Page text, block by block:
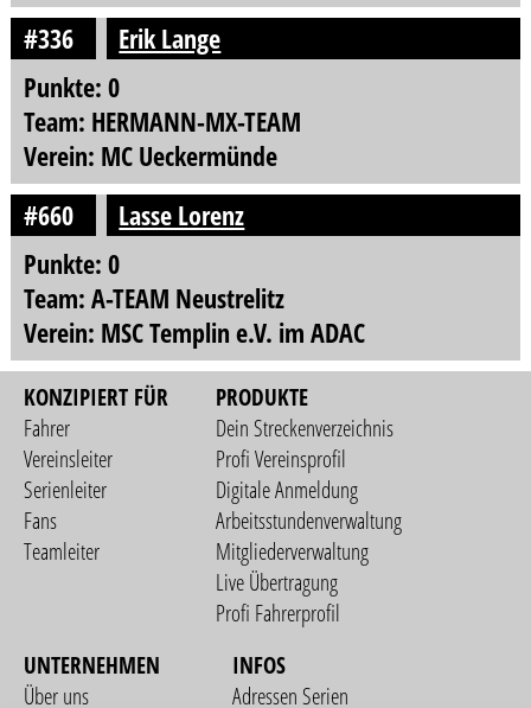
#336
Erik Lange
Punkte: 0
Team: HERMANN-MX-TEAM
Verein: MC Ueckermünde
#660
Lasse Lorenz
Punkte: 0
Team: A-TEAM Neustrelitz
Verein: MSC Templin e.V. im ADAC
KONZIPIERT FÜR
Fahrer
Vereinsleiter
Serienleiter
Fans
Teamleiter
PRODUKTE
Dein Streckenverzeichnis
Profi Vereinsprofil
Digitale Anmeldung
Arbeitsstundenverwaltung
Mitgliederverwaltung
Live Übertragung
Profi Fahrerprofil
UNTERNEHMEN
Über uns
INFOS
Adressen Serien